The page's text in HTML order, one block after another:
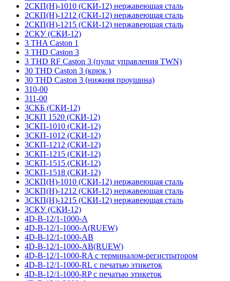
2СКП(Н)-1010 (СКИ-12) нержавеющая сталь
2СКП(Н)-1212 (СКИ-12) нержавеющая сталь
2СКП(Н)-1215 (СКИ-12) нержавеющая сталь
2СКУ (СКИ-12)
3 THA Caston 1
3 THD Caston 3
3 THD RF Caston 3 (пульт управления TWN)
30 THD Caston 3 (крюк )
30 THD Caston 3 (нижняя проушина)
310-00
311-00
3СКБ (СКИ-12)
3СКП 1520 (СКИ-12)
3СКП-1010 (СКИ-12)
3СКП-1012 (СКИ-12)
3СКП-1212 (СКИ-12)
3СКП-1215 (СКИ-12)
3СКП-1515 (СКИ-12)
3СКП-1518 (СКИ-12)
3СКП(Н)-1010 (СКИ-12) нержавеющая сталь
3СКП(Н)-1212 (СКИ-12) нержавеющая сталь
3СКП(Н)-1215 (СКИ-12) нержавеющая сталь
3СКУ (СКИ-12)
4D-B-12/1-1000-A
4D-B-12/1-1000-A(RUEW)
4D-B-12/1-1000-AB
4D-B-12/1-1000-AB(RUEW)
4D-B-12/1-1000-RA с терминалом-регистратором
4D-B-12/1-1000-RL с печатью этикеток
4D-B-12/1-1000-RP с печатью этикеток